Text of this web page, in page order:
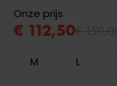
Onze prijs
€ 112,50
M L